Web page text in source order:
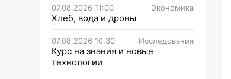
07.08.2026 11:00 Экономика
Хлеб, вода и дроны
07.08.2026 10:30 Исследования
Курс на знания и новые
технологии